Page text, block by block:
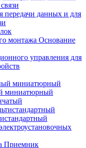
передачи данных и для
Основание
управления для
миниатюрный
Приемник